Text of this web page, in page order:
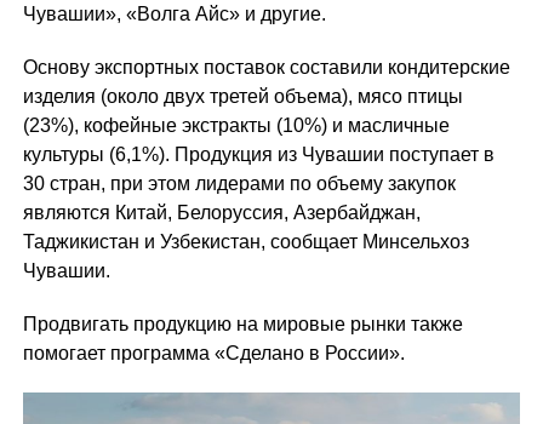
Чувашии», «Волга Айс» и другие.
Основу экспортных поставок составили кондитерские
изделия (около двух третей объема), мясо птицы
(23%), кофейные экстракты (10%) и масличные
культуры (6,1%). Продукция из Чувашии поступает в
30 стран, при этом лидерами по объему закупок
являются Китай, Белоруссия, Азербайджан,
Таджикистан и Узбекистан, сообщает Минсельхоз
Чувашии.
Продвигать продукцию на мировые рынки также
помогает программа «Сделано в России».